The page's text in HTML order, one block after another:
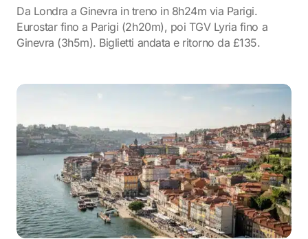
Da Londra a Ginevra in treno in 8h24m via Parigi.
Eurostar fino a Parigi (2h20m), poi TGV Lyria fino a
Ginevra (3h5m). Biglietti andata e ritorno da £135.